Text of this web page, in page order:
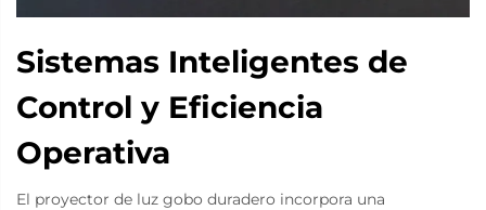
Sistemas Inteligentes de
Control y Eficiencia
Operativa
El proyector de luz gobo duradero incorpora una